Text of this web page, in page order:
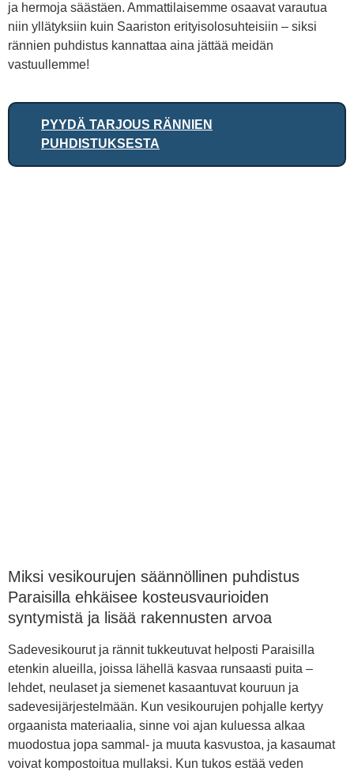
ja hermoja säästäen. Ammattilaisemme osaavat varautua
niin yllätyksiin kuin Saariston erityisolosuhteisiin – siksi
rännien puhdistus kannattaa aina jättää meidän
vastuullemme!
PYYDÄ TARJOUS RÄNNIEN
PUHDISTUKSESTA
Miksi vesikourujen säännöllinen puhdistus
Paraisilla ehkäisee kosteusvaurioiden
syntymistä ja lisää rakennusten arvoa
Sadevesikourut ja rännit tukkeutuvat helposti Paraisilla
etenkin alueilla, joissa lähellä kasvaa runsaasti puita –
lehdet, neulaset ja siemenet kasaantuvat kouruun ja
sadevesijärjestelmään. Kun vesikourujen pohjalle kertyy
orgaanista materiaalia, sinne voi ajan kuluessa alkaa
muodostua jopa sammal- ja muuta kasvustoa, ja kasaumat
voivat kompostoitua mullaksi. Kun tukos estää veden